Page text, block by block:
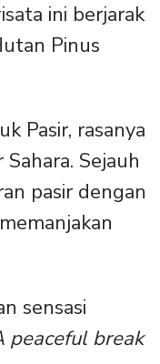
ini berjarak
Pinus
Pasir, rasanya
Sejauh
pasir dengan
sensasi
peaceful break